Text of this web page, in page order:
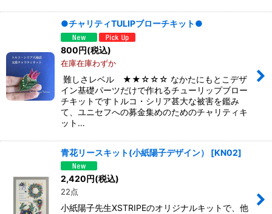
●チャリティTULIPブローチキット●
800円(税込)
在庫在庫わずか
難しさレベル ★★☆☆☆ なかたにもとこデザ
イン基礎パーツだけで作れるチューリップブロー
チキットですトルコ・シリア甚大な被害を鑑み
て、ユニセフへの募金集めのためのチャリティキ
ット…
青花リースキット(小紙陽子デザイン） [KN02]
2,420円(税込)
22点
小紙陽子先生XSTRIPEのオリジナルキットで、他